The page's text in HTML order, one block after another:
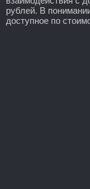
рублей. В
доступное по